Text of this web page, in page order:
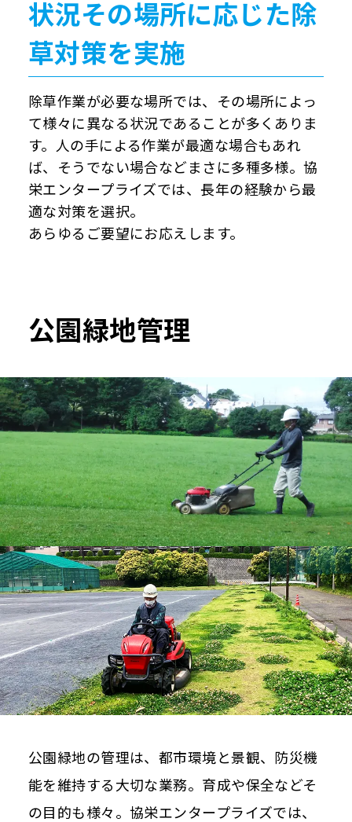
状況その場所に応じた除
草対策を実施
除草作業が必要な場所では、その場所によっ
て様々に異なる状況であることが多くありま
す。人の手による作業が最適な場合もあれ
ば、そうでない場合などまさに多種多様。協
栄エンタープライズでは、長年の経験から最
適な対策を選択。
あらゆるご要望にお応えします。
公園緑地管理
公園緑地の管理は、都市環境と景観、防災機
能を維持する大切な業務。育成や保全などそ
の目的も様々。協栄エンタープライズでは、